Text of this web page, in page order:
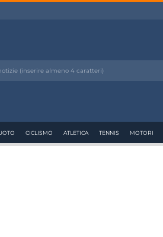
CICLISMO ATLETICA TENNIS MOTORI